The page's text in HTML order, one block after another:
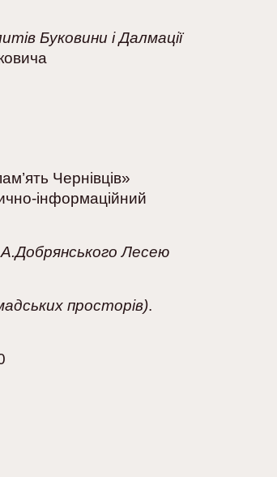
Буковини і Далмації
Чернівців»
інформаційний
А.Добрянського Лесею
просторів).